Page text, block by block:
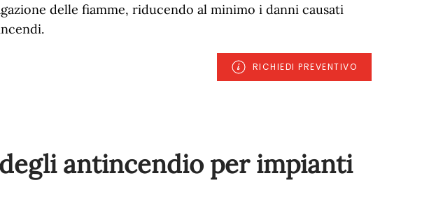
delle fiamme, riducendo al minimo i danni causati
RICHIEDI PREVENTIVO
antincendio per impianti